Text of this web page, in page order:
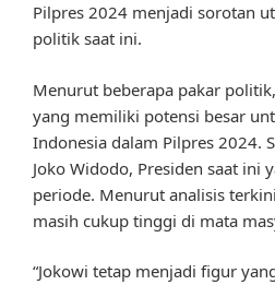
Pilpres 2024 menjadi sorotan
politik saat ini.
Menurut beberapa pakar
yang memiliki potensi besar
Indonesia dalam Pilpres 2024.
Joko Widodo, Presiden saat ini
periode. Menurut analisis
masih cukup tinggi di mata
“Jokowi tetap menjadi figur